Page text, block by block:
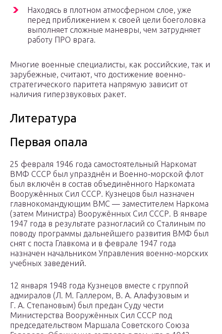
Находясь в плотном атмосферном слое, уже
перед приближением к своей цели боеголовка
выполняет сложные маневры, чем затрудняет
работу ПРО врага.
Многие военные специалисты, как российские, так и
зарубежные, считают, что достижение военно-
стратегического паритета напрямую зависит от
наличия гиперзвуковых ракет.
Литература
Первая опала
25 февраля 1946 года самостоятельный Наркомат
ВМФ СССР был упразднён и Военно-морской флот
был включён в состав объединённого Наркомата
Вооружённых Сил СССР. Кузнецов был назначен
главнокомандующим ВМС — заместителем Наркома
(затем Министра) Вооружённых Сил СССР. В январе
1947 года в результате разногласий со Сталиным по
поводу программы дальнейшего развития ВМФ был
снят с поста Главкома и в феврале 1947 года
назначен начальником Управления военно-морских
учебных заведений.
12 января 1948 года Кузнецов вместе с группой
адмиралов (Л. М. Галлером, В. А. Алафузовым и
Г. А. Степановым) был предан Суду чести
Министерства Вооружённых Сил СССР под
председательством Маршала Советского Союза